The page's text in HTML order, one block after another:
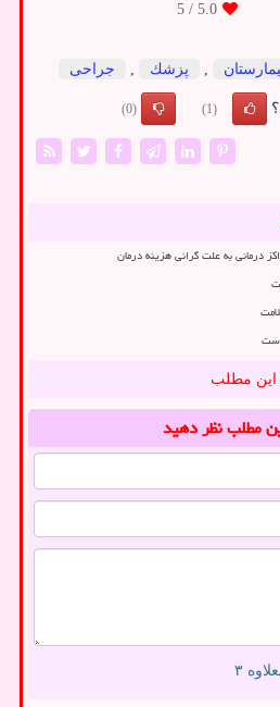
5.0
/ 5
پزشك جراحی
(1)
(0)
درمانی به علت گرانی هزینه درمان
این مطلب
مطلبنظر دهید